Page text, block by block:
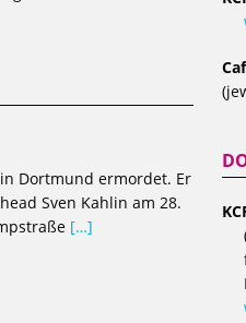
Dortmund ermordet. Er
Sven Kahlin am 28.
[…]